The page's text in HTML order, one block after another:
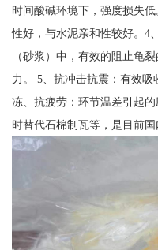
时间酸碱环境下，强度损失
性好，与水泥亲和性较好。4
（砂浆）中，有效的阻止龟
力。 5、抗冲击抗震：有效
冻、抗疲劳：环节温差引起
时替代石棉制瓦等，是目前